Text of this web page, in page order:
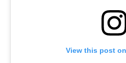
View this post